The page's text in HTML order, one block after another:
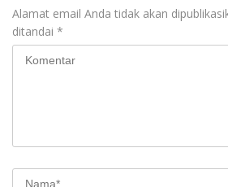
Alamat email Anda tidak akan
ditandai *